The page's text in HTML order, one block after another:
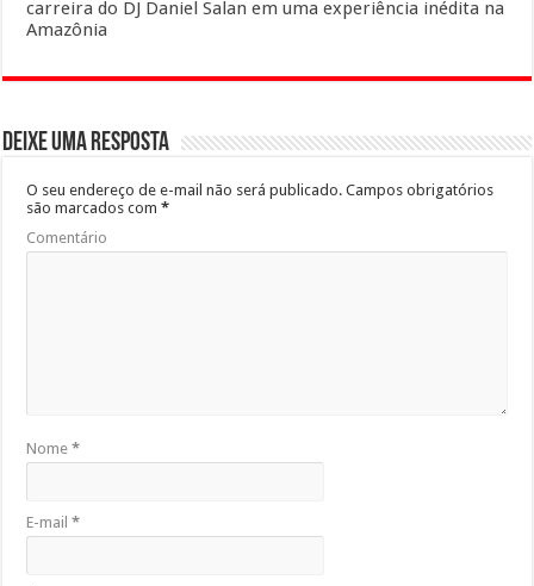
carreira do DJ Daniel Salan em uma experiência inédita na
Amazônia
Deixe uma resposta
O seu endereço de e-mail não será publicado. Campos obrigatórios
são marcados com*
Comentário
Nome*
E-mail*